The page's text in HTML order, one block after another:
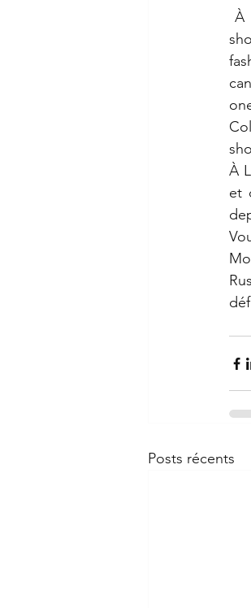
À La Mode Vintage, our vintage and luxury
À
et
Posts récents